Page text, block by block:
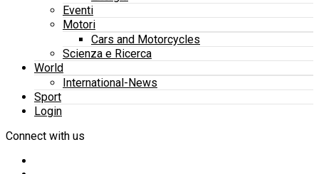
Eventi
Motori
Cars and Motorcycles
Scienza e Ricerca
World
International-News
Sport
Login
Connect with us